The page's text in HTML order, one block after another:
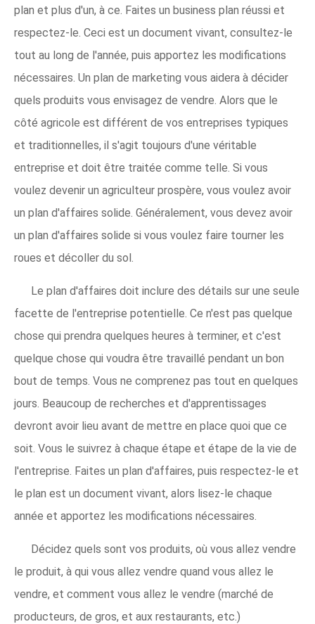
plan et plus d'un, à ce. Faites un business plan réussi et
respectez-le. Ceci est un document vivant, consultez-le
tout au long de l'année, puis apportez les modifications
nécessaires. Un plan de marketing vous aidera à décider
quels produits vous envisagez de vendre. Alors que le
côté agricole est différent de vos entreprises typiques
et traditionnelles, il s'agit toujours d'une véritable
entreprise et doit être traitée comme telle. Si vous
voulez devenir un agriculteur prospère, vous voulez avoir
un plan d'affaires solide. Généralement, vous devez avoir
un plan d'affaires solide si vous voulez faire tourner les
roues et décoller du sol.
Le plan d'affaires doit inclure des détails sur une seule
facette de l'entreprise potentielle. Ce n'est pas quelque
chose qui prendra quelques heures à terminer, et c'est
quelque chose qui voudra être travaillé pendant un bon
bout de temps. Vous ne comprenez pas tout en quelques
jours. Beaucoup de recherches et d'apprentissages
devront avoir lieu avant de mettre en place quoi que ce
soit. Vous le suivrez à chaque étape et étape de la vie de
l'entreprise. Faites un plan d'affaires, puis respectez-le et
le plan est un document vivant, alors lisez-le chaque
année et apportez les modifications nécessaires.
Décidez quels sont vos produits, où vous allez vendre
le produit, à qui vous allez vendre quand vous allez le
vendre, et comment vous allez le vendre (marché de
producteurs, de gros, et aux restaurants, etc.)